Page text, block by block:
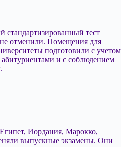
стандартизированный тест
отменили. Помещения для
подготовили с учетом
и с соблюдением
Иордания, Марокко,
выпускные экзамены. Они